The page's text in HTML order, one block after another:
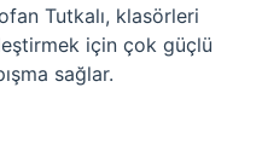
Tutkalı, klasörleri
için çok güçlü
sağlar.